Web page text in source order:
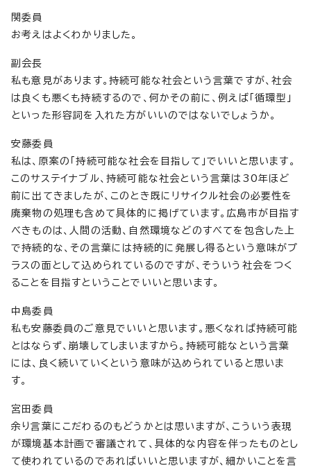
関委員
お考えはよくわかりました。
副会長
私も意見があります。持続可能な社会という言葉ですが、社会
は良くも悪くも持続するので、何かその前に、例えば「循環型」
といった形容詞を入れた方がいいのではないでしょうか。
安藤委員
私は、原案の「持続可能な社会を目指して」でいいと思います。
このサステイナブル、持続可能な社会という言葉は30年ほど
前に出てきましたが、このとき既にリサイクル社会の必要性を
廃棄物の処理も含めて具体的に掲げています。広島市が目指す
べきものは、人間の活動、自然環境などのすべてを包含した上
で持続的な、その言葉には持続的に発展し得るという意味がプ
ラスの面として込められているのですが、そういう社会をつく
ることを目指すということでいいと思います。
中島委員
私も安藤委員のご意見でいいと思います。悪くなれば持続可能
とはならず、崩壊してしまいますから。持続可能なという言葉
には、良く続いていくという意味が込められていると思いま
す。
宮田委員
余り言葉にこだわるのもどうかとは思いますが、こういう表現
が環境基本計画で審議されて、具体的な内容を伴ったものとし
て使われているのであればいいと思いますが、細かいことを言